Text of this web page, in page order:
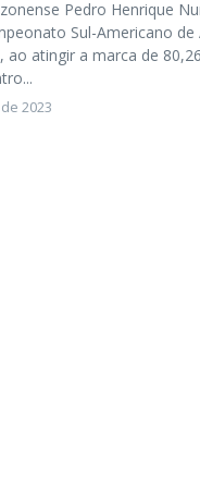
Pedro Henrique
Sul-Americano
ao atingir a marca de
2023